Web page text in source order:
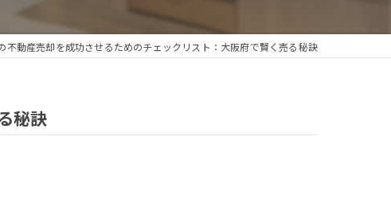
不動産売却を成功させるためのチェックリスト：大阪府で賢く売る秘訣
秘訣